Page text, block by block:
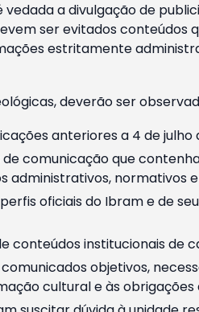
a divulgação de
ser evitados
estritamente
deverão ser
anteriores a 4 de
comunicação que
administrativos, normativos
oficiais do Ibram e de
conteúdos institucionais de
objetivos,
cultural e às